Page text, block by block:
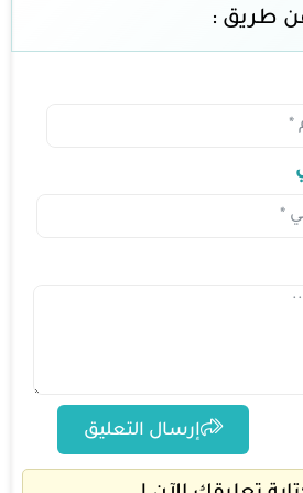
طريق :
إرسال التعليق